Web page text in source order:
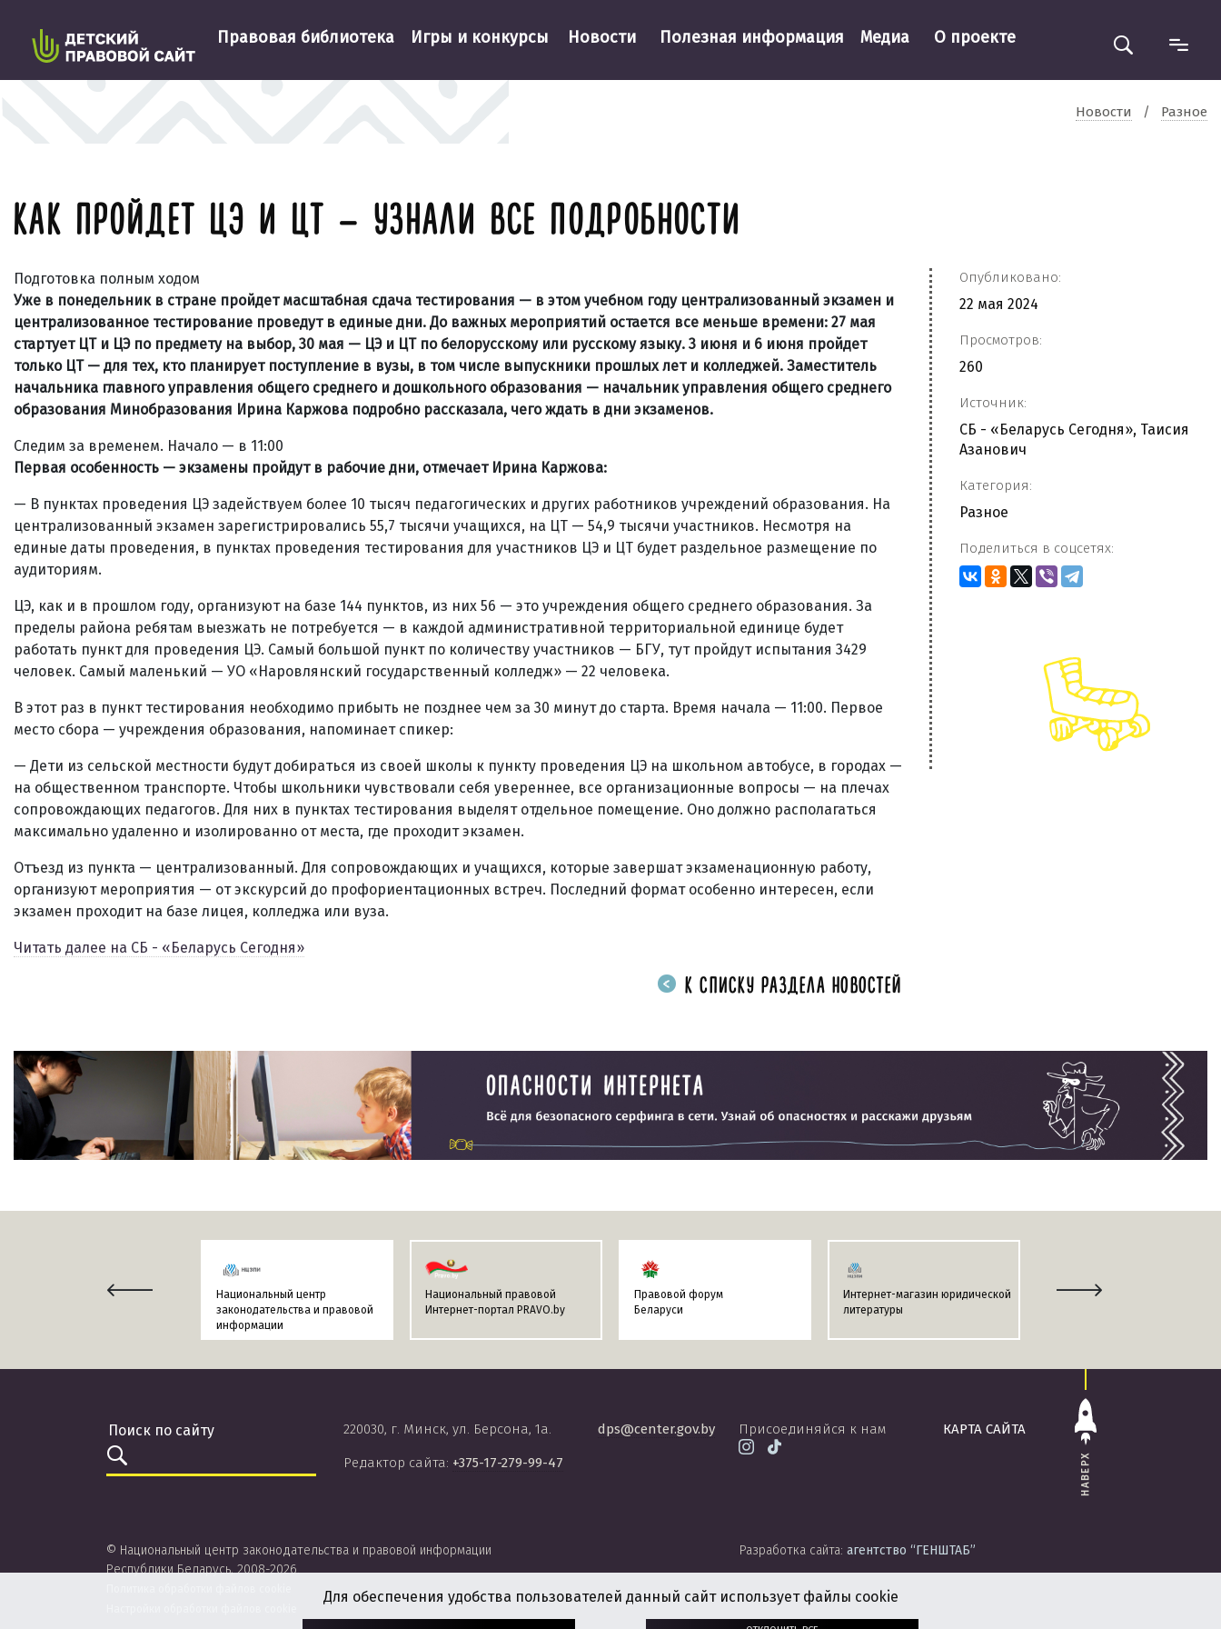
Правовая библиотека Игры и конкурсы Новости Полезная информация Медиа О проекте
Новости / Разное
КАК ПРОЙДЕТ ЦЭ И ЦТ — УЗНАЛИ ВСЕ ПОДРОБНОСТИ
Подготовка полным ходом
Уже в понедельник в стране пройдет масштабная сдача тестирования — в этом учебном году централизованный экзамен и
централизованное тестирование проведут в единые дни. До важных мероприятий остается все меньше времени: 27 мая
стартует ЦТ и ЦЭ по предмету на выбор, 30 мая — ЦЭ и ЦТ по белорусскому или русскому языку. 3 июня и 6 июня пройдет
только ЦТ — для тех, кто планирует поступление в вузы, в том числе выпускники прошлых лет и колледжей. Заместитель
начальника главного управления общего среднего и дошкольного образования — начальник управления общего среднего
образования Минобразования Ирина Каржова подробно рассказала, чего ждать в дни экзаменов.
Следим за временем. Начало — в 11:00
Первая особенность — экзамены пройдут в рабочие дни, отмечает Ирина Каржова:
— В пунктах проведения ЦЭ задействуем более 10 тысяч педагогических и других работников учреждений образования. На
централизованный экзамен зарегистрировались 55,7 тысячи учащихся, на ЦТ — 54,9 тысячи участников. Несмотря на
единые даты проведения, в пунктах проведения тестирования для участников ЦЭ и ЦТ будет раздельное размещение по
аудиториям.
ЦЭ, как и в прошлом году, организуют на базе 144 пунктов, из них 56 — это учреждения общего среднего образования. За
пределы района ребятам выезжать не потребуется — в каждой административной территориальной единице будет
работать пункт для проведения ЦЭ. Самый большой пункт по количеству участников — БГУ, тут пройдут испытания 3429
человек. Самый маленький — УО «Наровлянский государственный колледж» — 22 человека.
В этот раз в пункт тестирования необходимо прибыть не позднее чем за 30 минут до старта. Время начала — 11:00. Первое
место сбора — учреждения образования, напоминает спикер:
— Дети из сельской местности будут добираться из своей школы к пункту проведения ЦЭ на школьном автобусе, в городах —
на общественном транспорте. Чтобы школьники чувствовали себя увереннее, все организационные вопросы — на плечах
сопровождающих педагогов. Для них в пунктах тестирования выделят отдельное помещение. Оно должно располагаться
максимально удаленно и изолированно от места, где проходит экзамен.
Отъезд из пункта — централизованный. Для сопровождающих и учащихся, которые завершат экзаменационную работу,
организуют мероприятия — от экскурсий до профориентационных встреч. Последний формат особенно интересен, если
экзамен проходит на базе лицея, колледжа или вуза.
Читать далее на СБ - «Беларусь Сегодня»
Опубликовано:
22 мая 2024
Просмотров:
260
Источник:
СБ - «Беларусь Сегодня», Таисия
Азанович
Категория:
Разное
Поделиться в соцсетях:
К СПИСКУ РАЗДЕЛА НОВОСТЕЙ
Национальный центр
законодательства и правовой
информации
Национальный правовой
Интернет-портал PRAVO.by
Правовой форум
Беларуси
Интернет-магазин юридической
литературы
Информационно-поисковая
НАВЕРХ
КАРТА САЙТА
220030, г. Минск, ул. Берсона, 1а.
Редактор сайта: +375-17-279-99-47
dps@center.gov.by Присоединяйся к нам
© Национальный центр законодательства и правовой информации
Республики Беларусь, 2008-2026.
Разработка сайта: агентство “ГЕНШТАБ”
Для обеспечения удобства пользователей данный сайт использует файлы cookie